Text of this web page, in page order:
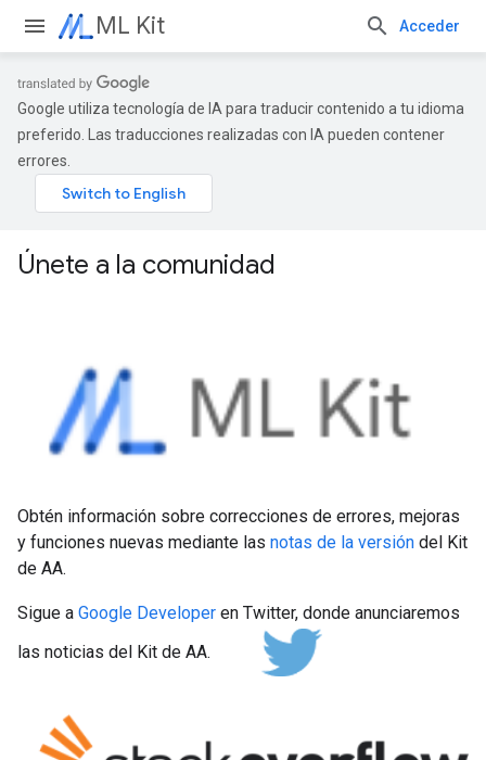
ML Kit Acceder
Google utiliza tecnología de IA para traducir contenido a tu idioma
preferido. Las traducciones realizadas con IA pueden contener
errores.
Únete a la comunidad
Obtén información sobre correcciones de errores, mejoras
y funciones nuevas mediante las notas de la versión del Kit
de AA.
Sigue a Google Developer en Twitter, donde anunciaremos
las noticias del Kit de AA.